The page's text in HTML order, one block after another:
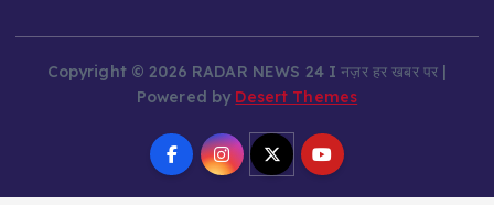
Powered byDesert Themes